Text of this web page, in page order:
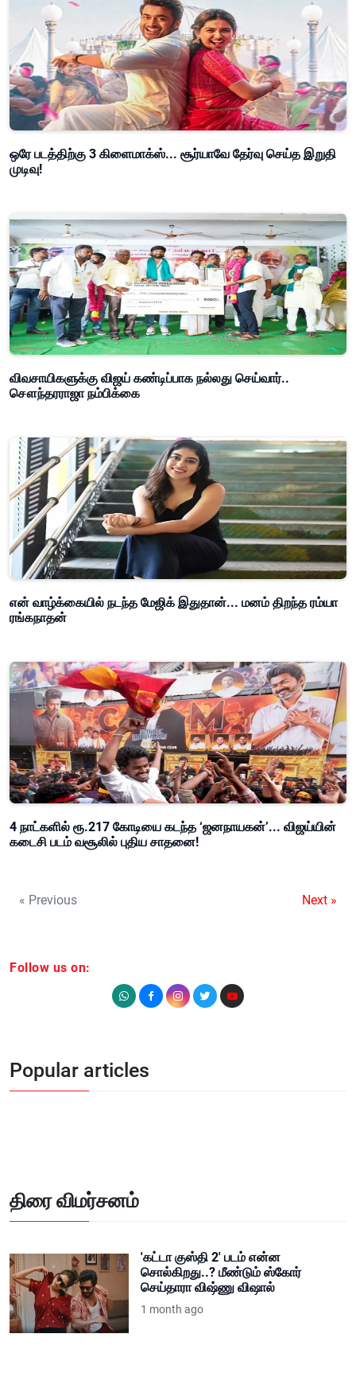
ஒரே படத்திற்கு 3 கிளைமாக்ஸ்... சூர்யாவே தேர்வு செய்த இறுதி
முடிவு!
விவசாயிகளுக்கு விஜய் கண்டிப்பாக நல்லது செய்வார்..
சௌந்தரராஜா நம்பிக்கை
என் வாழ்க்கையில் நடந்த மேஜிக் இதுதான்... மனம் திறந்த ரம்யா
ரங்கநாதன்
4 நாட்களில் ரூ.217 கோடியை கடந்த ‘ஜனநாயகன்’... விஜய்யின்
கடைசி படம் வசூலில் புதிய சாதனை!
« Previous Next »
Follow us on:
Popular articles
திரை விமர்சனம்
'கட்டா குஸ்தி 2' படம் என்ன
சொல்கிறது..? மீண்டும் ஸ்கோர்
செய்தாரா விஷ்ணு விஷால்
1 month ago